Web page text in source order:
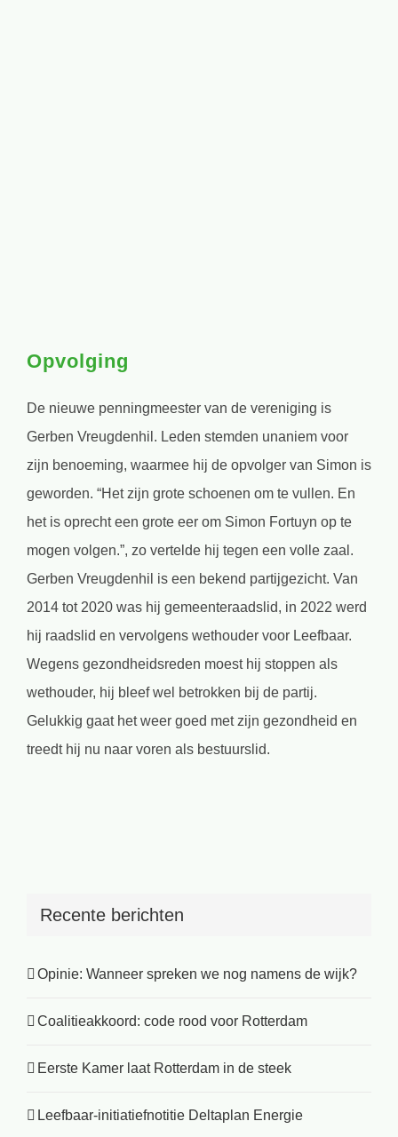
Opvolging
De nieuwe penningmeester van de vereniging is
Gerben Vreugdenhil. Leden stemden unaniem voor
zijn benoeming, waarmee hij de opvolger van Simon is
geworden. “Het zijn grote schoenen om te vullen. En
het is oprecht een grote eer om Simon Fortuyn op te
mogen volgen.”, zo vertelde hij tegen een volle zaal.
Gerben Vreugdenhil is een bekend partijgezicht. Van
2014 tot 2020 was hij gemeenteraadslid, in 2022 werd
hij raadslid en vervolgens wethouder voor Leefbaar.
Wegens gezondheidsreden moest hij stoppen als
wethouder, hij bleef wel betrokken bij de partij.
Gelukkig gaat het weer goed met zijn gezondheid en
treedt hij nu naar voren als bestuurslid.
Recente berichten
Opinie: Wanneer spreken we nog namens de wijk?
Coalitieakkoord: code rood voor Rotterdam
Eerste Kamer laat Rotterdam in de steek
Leefbaar-initiatiefnotitie Deltaplan Energie